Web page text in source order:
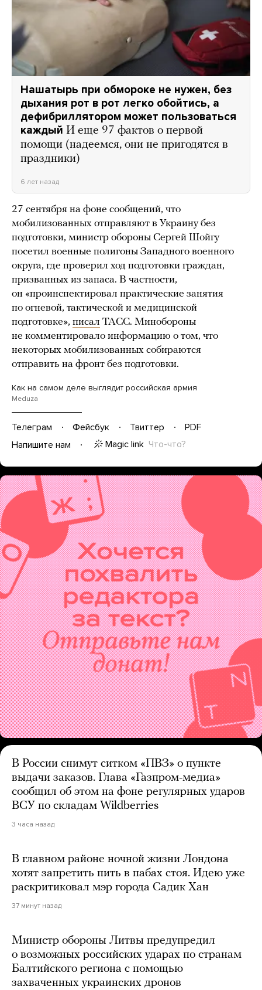
Нашатырь при обмороке не нужен, без
дыхания рот в рот легко обойтись, а
дефибриллятором может пользоваться
каждый И еще 97 фактов о первой
помощи (надеемся, они не пригодятся в
праздники)
6 лет назад
27 сентября на фоне сообщений, что
мобилизованных отправляют в Украину без
подготовки, министр обороны Сергей Шойгу
посетил военные полигоны Западного военного
округа, где проверил ход подготовки граждан,
призванных из запаса. В частности,
он «проинспектировал практические занятия
по огневой, тактической и медицинской
подготовке», писал ТАСС. Минобороны
не комментировало информацию о том, что
некоторых мобилизованных собираются
отправить на фронт без подготовки.
Как на самом деле выглядит российская армия
Meduza
Телеграм Фейсбук Твиттер
PDF
Напишите нам
Magic link Что-что?
В России снимут ситком «ПВЗ» о пункте
выдачи заказов. Глава «Газпром-медиа»
сообщил об этом на фоне регулярных ударов
ВСУ по складам Wildberries
3 часа назад
В главном районе ночной жизни Лондона
хотят запретить пить в пабах стоя. Идею уже
раскритиковал мэр города Садик Хан
37 минут назад
Министр обороны Литвы предупредил
о возможных российских ударах по странам
Балтийского региона с помощью
захваченных украинских дронов